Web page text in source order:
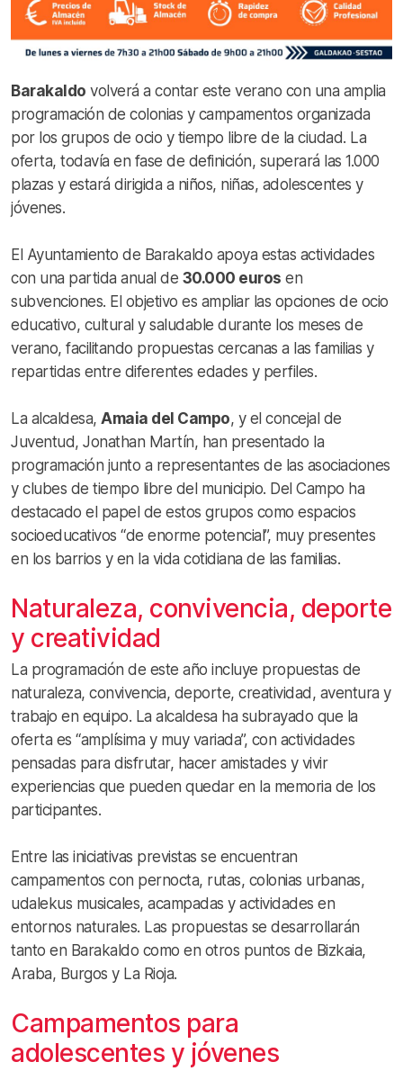
Barakaldo volverá a contar este verano con una amplia
programación de colonias y campamentos organizada
por los grupos de ocio y tiempo libre de la ciudad. La
oferta, todavía en fase de definición, superará las 1.000
plazas y estará dirigida a niños, niñas, adolescentes y
jóvenes.
El Ayuntamiento de Barakaldo apoya estas actividades
con una partida anual de 30.000 euros en
subvenciones. El objetivo es ampliar las opciones de ocio
educativo, cultural y saludable durante los meses de
verano, facilitando propuestas cercanas a las familias y
repartidas entre diferentes edades y perfiles.
La alcaldesa, Amaia del Campo, y el concejal de
Juventud, Jonathan Martín, han presentado la
programación junto a representantes de las asociaciones
y clubes de tiempo libre del municipio. Del Campo ha
destacado el papel de estos grupos como espacios
socioeducativos “de enorme potencial”, muy presentes
en los barrios y en la vida cotidiana de las familias.
Naturaleza, convivencia, deporte
y creatividad
La programación de este año incluye propuestas de
naturaleza, convivencia, deporte, creatividad, aventura y
trabajo en equipo. La alcaldesa ha subrayado que la
oferta es “amplísima y muy variada”, con actividades
pensadas para disfrutar, hacer amistades y vivir
experiencias que pueden quedar en la memoria de los
participantes.
Entre las iniciativas previstas se encuentran
campamentos con pernocta, rutas, colonias urbanas,
udalekus musicales, acampadas y actividades en
entornos naturales. Las propuestas se desarrollarán
tanto en Barakaldo como en otros puntos de Bizkaia,
Araba, Burgos y La Rioja.
Campamentos para
adolescentes y jóvenes